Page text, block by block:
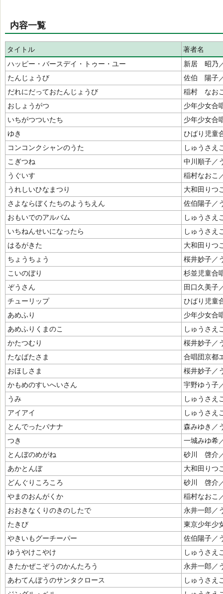
内容一覧
タイトル
著者名
ハッピー・バースデイ・トゥー・ユー
新居 昭乃
たんじょうび
佐伯 陽子
だれにだっておたんじょうび
稲村 なお
おしょうがつ
少年少女合
いちがつついたち
少年少女合
ゆき
ひばり児童
コンコンクシャンのうた
しゅうさえ
こぎつね
中川順子／
うぐいす
稲村なおこ
うれしいひなまつり
大和田りつ
さよならぼくたちのようちえん
佐伯陽子／
おもいでのアルバム
しゅうさえ
いちねんせいになったら
しゅうさえ
はるがきた
大和田りつ
ちょうちょう
桜井妙子／
こいのぼり
杉並児童合
ぞうさん
田口久美子
チューリップ
ひばり児童
あめふり
少年少女合
あめふりくまのこ
しゅうさえ
かたつむり
桜井妙子／
たなばたさま
合唱団京都
おほしさま
桜井妙子／
かもめのすいへいさん
宇野ゆう子
うみ
しゅうさえ
アイアイ
しゅうさえ
とんでったバナナ
森みゆき／
つき
一城みゆ希
とんぼのめがね
砂川 啓介
あかとんぼ
大和田りつ
どんぐりころころ
砂川 啓介
やまのおんがくか
稲村なおこ
おおきなくりのきのしたで
永井一郎／
たきび
東京少年少
やきいもグーチーパー
佐伯陽子／
ゆうやけこやけ
しゅうさえ
きたかぜこぞうのかんたろう
永井一郎／
あわてんぼうのサンタクロース
しゅうさえ